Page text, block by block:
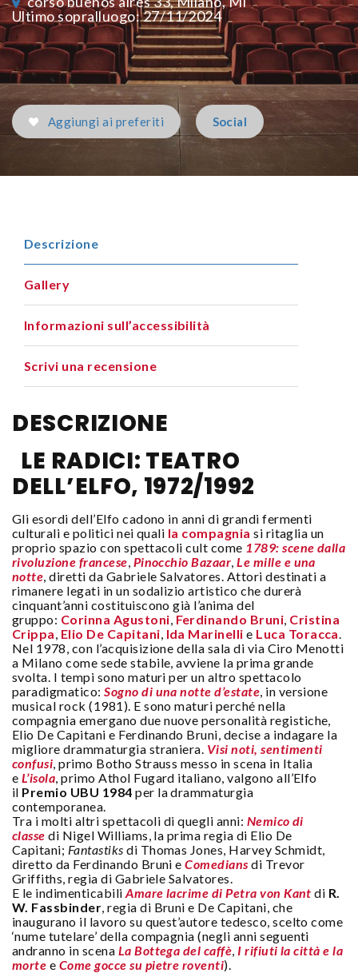
Ultimo sopralluogo: 27/11/2024
Aggiungi ai preferiti Social
Descrizione
Gallery
Informazioni sull’accessibilità
Scrivi una recensione
DESCRIZIONE
LE RADICI: TEATRO
DELL’ELFO, 1972/1992
Gli esordi dell’Elfo cadono in anni di grandi fermenti
culturali e politici nei quali la compagnia si ritaglia un
proprio spazio con spettacoli cult come 1789: scene dalla
rivoluzione francese, Pinocchio Bazaar,Le mille e una
notte, diretti da Gabriele Salvatores. Attori destinati a
rimanere legati in un sodalizio artistico che durerà
cinquant’anni costituiscono già l’anima del
gruppo: Corinna Agustoni, Ferdinando Bruni, Cristina
Crippa, Elio De Capitani, Ida Marinelli e Luca Toracca.
Nel 1978, con l’acquisizione della sala di via Ciro Menotti
a Milano come sede stabile, avviene la prima grande
svolta. I tempi sono maturi per un altro spettacolo
paradigmatico:Sogno di una notte d’estate, in versione
musical rock (1981). E sono maturi perché nella
compagnia emergano due nuove personalità registiche,
Elio De Capitani e Ferdinando Bruni, decise a indagare la
migliore drammaturgia straniera. Visi noti, sentimenti
confusi, primo Botho Strauss messo in scena in Italia
e L’isola, primo Athol Fugard italiano, valgono all’Elfo
il Premio UBU 1984 per la drammaturgia
contemporanea.
Tra i molti altri spettacoli di quegli anni: Nemico di
classe di Nigel Williams, la prima regia di Elio De
Capitani; Fantastiks di Thomas Jones, Harvey Schmidt,
diretto da Ferdinando Bruni eComedians di Trevor
Griffiths, regia di Gabriele Salvatores.
E le indimenticabiliAmare lacrime di Petra von Kant di R.
W. Fassbinder, regia di Bruni e De Capitani, che
inaugurano il lavoro su quest’autore tedesco, scelto come
‘nume tutelare’ della compagnia (negli anni seguenti
andranno in scena La Bottega del caffè, I rifiuti la città e la
morte e Come gocce su pietre roventi).